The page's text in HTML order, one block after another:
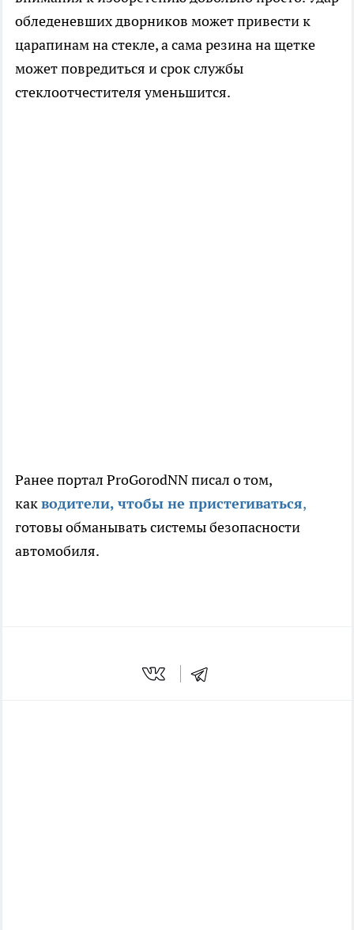
обледеневших дворников может привести к
царапинам на стекле, а сама резина на щетке
может повредиться и срок службы
стеклоотчестителя уменьшится.
Ранее портал ProGorodNN писал о том,
какводители, чтобы не пристегиваться,
готовы обманывать системы безопасности
автомобиля.